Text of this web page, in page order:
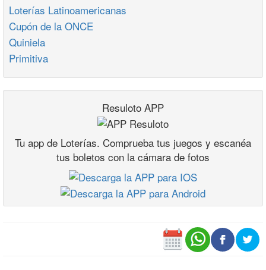
Loterías Latinoamericanas
Cupón de la ONCE
Quiniela
Primitiva
Resuloto APP
Tu app de Loterías. Comprueba tus juegos y escanéa
tus boletos con la cámara de fotos